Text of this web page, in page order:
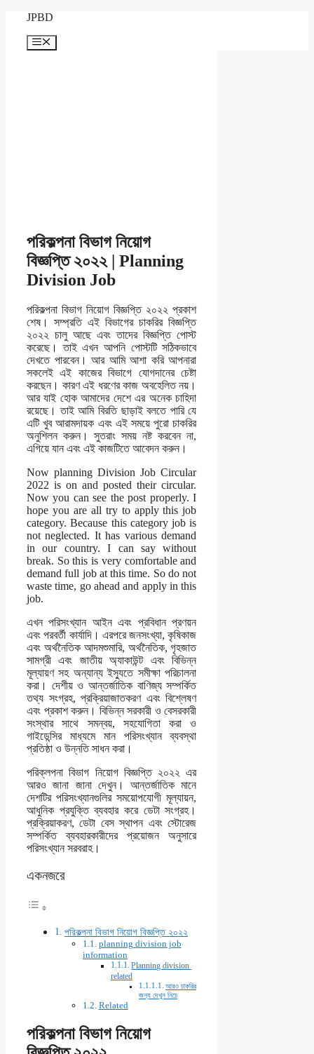
content
JPBD
Menu
পরিকল্পনা বিভাগ নিয়োগ
বিজ্ঞপ্তি ২০২২ | Planning
Division Job
পরিকল্পনা বিভাগ নিয়োগ বিজ্ঞপ্তি ২০২২ প্রকাশ
শেষ। সম্প্রতি এই বিভাগের চাকরির বিজ্ঞপ্তি
২০২২ চালু আছে এবং তাদের বিজ্ঞপ্তি পোস্ট
করেছে। তাই এখন আপনি পোস্টটি সঠিকভাবে
দেখতে পারবেন। আর আমি আশা করি আপনারা
সকলেই এই কাজের বিভাগে যোগদানের চেষ্টা
করছেন। কারণ এই ধরণের কাজ অবহেলিত নয়।
আর যাই হোক আমাদের দেশে এর অনেক চাহিদা
রয়েছে। তাই আমি বিরতি ছাড়াই বলতে পারি যে
এটি খুব আরামদায়ক এবং এই সময়ে পুরো চাকরির
অনুশিলন করুন। সুতরাং সময় নষ্ট করবেন না,
এগিয়ে যান এবং এই কাজটিতে আবেদন করুন।
Now planning Division Job Circular
2022 is on and posted their circular.
Now you can see the post properly. I
hope you are all try to apply this job
category. Because this category job is
not neglected. It has various demand
in our country. I can say without
break. So this is very comfortable and
demand full job at this time. So do not
waste time, go ahead and apply in this
job.
এখন পরিসংখ্যান আইন এবং প্রবিধান প্রণয়ন
এবং পরবর্তী কার্যাদি। এরপরে জনসংখ্যা, কৃষিকাজ
এবং অর্থনৈতিক আদমশুমারি, অর্থনৈতিক, গৃহজাত
সামগ্রী এবং জাতীয় অ্যাকাউন্ট এবং বিভিন্ন
মূল্যায়ণ সহ অন্যান্য ইস্যুতে সমীক্ষা পরিচালনা
করা। দেশীয় ও আন্তর্জাতিক বাণিজ্য সম্পর্কিত
তথ্য সংগ্রহ, প্রক্রিয়াজাতকরণ এবং বিশ্লেষণ
এবং প্রকাশ করুন। বিভিন্ন সরকারী ও বেসরকারী
সংস্থার সাথে সমন্বয়, সহযোগিতা করা ও
গাইডেন্সির মাধ্যমে মান পরিসংখ্যান ব্যবস্থা
প্রতিষ্ঠা ও উন্নতি সাধন করা।
পরিক্লপনা বিভাগ নিয়োগ বিজ্ঞপ্তি ২০২২ এর
আরও জানা জানা দেখুন। আন্তর্জাতিক মানে
দেশটির পরিসংখ্যানগুলির সময়োপযোগী মূল্যায়ন,
আধুনিক প্রযুক্তি ব্যবহার করে ডেটা সংগ্রহ।
প্রক্রিয়াকরণ, ডেটা বেস স্থাপন এবং স্টোরেজ
সম্পর্কিত ব্যবহারকারীদের প্রয়োজন অনুসারে
পরিসংখ্যান সরবরাহ।
একনজরে
পরিকল্পনা বিভাগ নিয়োগ বিজ্ঞপ্তি ২০২২
planning division job
information
Planning division
related
আরও চাকরির
জন্য দেখুন নিচে
Related
পরিকল্পনা বিভাগ নিয়োগ